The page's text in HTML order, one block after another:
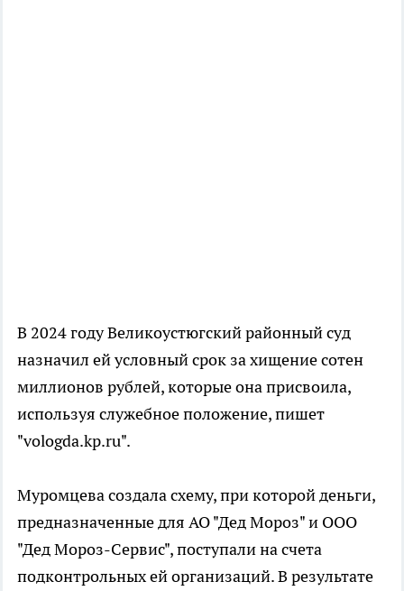
В 2024 году Великоустюгский районный суд
назначил ей условный срок за хищение сотен
миллионов рублей, которые она присвоила,
используя служебное положение, пишет
"vologda.kp.ru".
Муромцева создала схему, при которой деньги,
предназначенные для АО "Дед Мороз" и ООО
"Дед Мороз-Сервис", поступали на счета
подконтрольных ей организаций. В результате